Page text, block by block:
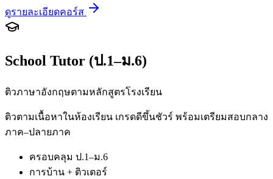
ดูรายละเอียดคอร์ส
School Tutor (ป.1–ม.6)
ติวภาษาอังกฤษตามหลักสูตรโรงเรียน
ติวตามเนื้อหาในห้องเรียน เกรดดีขึ้นชัวร์ พร้อมเตรียมสอบกลาง
ภาค–ปลายภาค
ครอบคลุม ป.1–ม.6
การบ้าน + ติวเตอร์